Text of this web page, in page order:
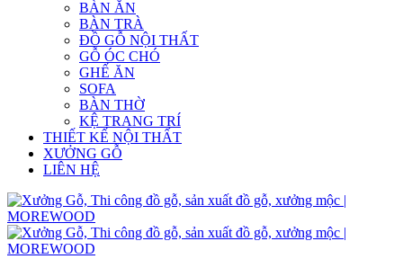
BÀN ĂN
BÀN TRÀ
ĐỒ GỖ NỘI THẤT
GỖ ÓC CHÓ
GHẾ ĂN
SOFA
BÀN THỜ
KỆ TRANG TRÍ
THIẾT KẾ NỘI THẤT
XƯỞNG GỖ
LIÊN HỆ